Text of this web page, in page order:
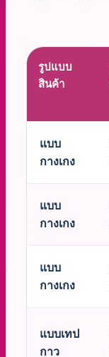
รูปแบบ
สินค้า
แบบ
กางเกง
แบบ
กางเกง
แบบ
กางเกง
แบบเทป
กาว